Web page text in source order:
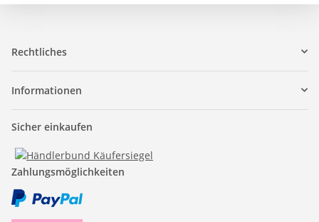
Rechtliches
Informationen
Sicher einkaufen
Zahlungsmöglichkeiten